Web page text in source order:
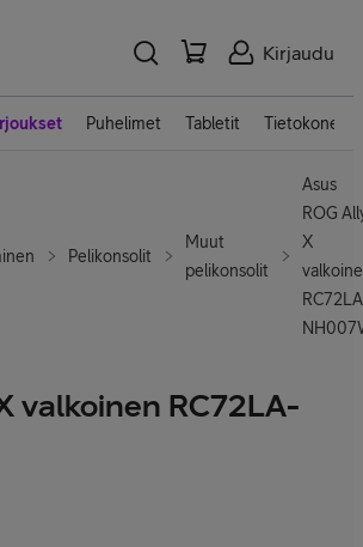
Kirjaudu
Puhelimet Tabletit Tietokoneet
Pelikonsolit
Muut
pelikonsolit
Asus
ROG
X
valkoinen RC72LA-